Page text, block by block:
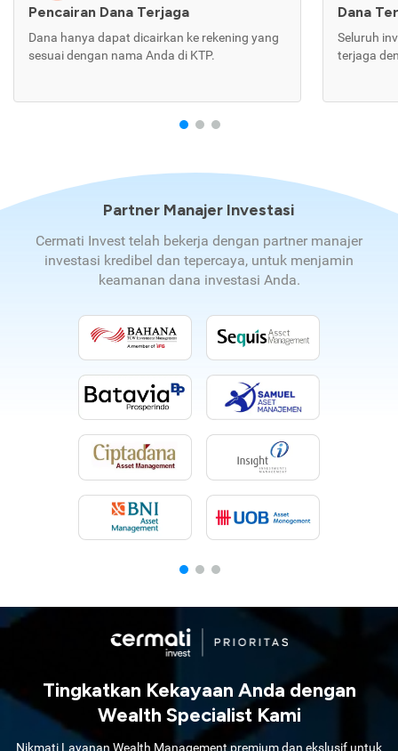
Pencairan Dana Terjaga
Dana hanya dapat dicairkan ke rekening yang
sesuai dengan nama Anda di KTP.
Dana
Seluruh
terjaga
Partner Manajer Investasi
Cermati Invest telah bekerja dengan partner manajer
investasi kredibel dan tepercaya, untuk menjamin
keamanan dana investasi Anda.
Tingkatkan Kekayaan Anda dengan
Wealth Specialist Kami
Nikmati Layanan Wealth Management premium dan ekslusif untuk